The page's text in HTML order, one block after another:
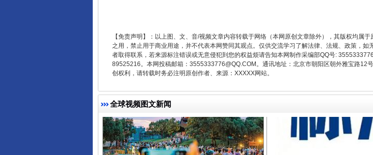
【免责声明】：以上图、文、音/视频文章内容转载于网络（本网原创文章除外），其版权均属
之用，禁止用于商业用途，并不代表本网赞同其观点。仅供交流学习了解法律、法规、政策，
者取得联系，若来源标注错误或无意侵犯到您的权益烦请告知本网制作采编部QQ号:
89525216。本网投稿邮箱：3555333776@QQ.COM。通讯地址：北京市朝阳区朝外雅宝路12
创权利，请转载时务必注明原创作者、来源：XXXXX网站。
全球视频图文新闻
千年窑火 生生不息 一批国家标准开始